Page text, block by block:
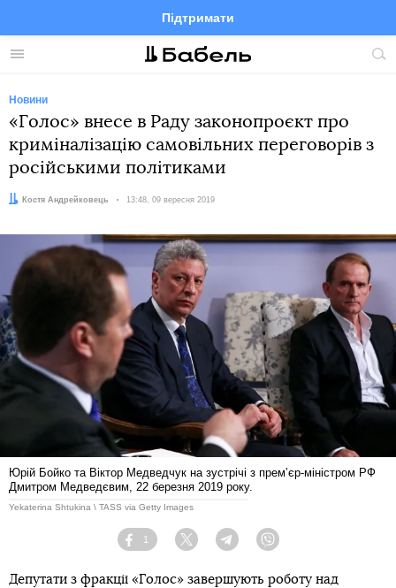
Меню
Підтримати
FacebookTelegramTwitter
Новини
«Голос» внесе в Раду законопроєкт про
криміналізацію самовільних переговорів з
російськими політиками
Автор:Костя Андрейковець Дата:
13:48, 09 вересня 2019
Юрій Бойко та Віктор Медведчук на зустрічі з премʼєр-міністром РФ
Дмитром Медведєвим, 22 березня 2019 року.
Yekaterina Shtukina \ TASS via Getty Images
Facebook
1
Twitter TelegramViber
Депутати з фракції «Голос» завершують роботу над